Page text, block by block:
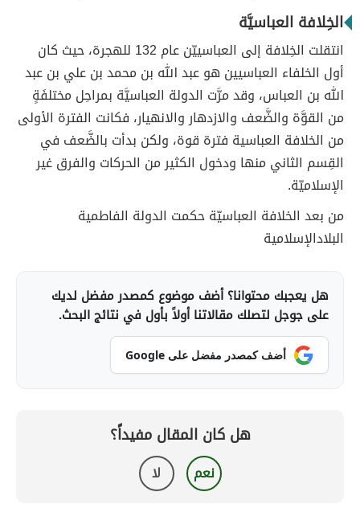
الخِلافة العباسيَّة
انتقلت الخِلافة إلى العباسييّن عام 132 للهجرة، حيث كان
أول الخلفاء العباسيين هو عبد الله بن محمد بن علي بن عبد
الله بن العباس، وقد مرَّت الدولة العباسيَّة بمراحِل مختلفَةٍ
من القوَّة والضَّعف والازدهار والانهيار، فكانت الفترة الأولى
من الخلافة العباسية فترة قوة، ولكن بدأت بالضَّعف في
القِسم الثاني منها ودخول الكثير من الحركات والفرق غير
الإسلاميّة.
من بعد الخلافة العباسيّة حكمت الدولة الفاطمية
البلادالإسلامية
هل يعجبك محتوانا؟ أضف موضوع كمصدر مفضل لديك
على جوجل لتصلك مقالاتنا أولاً بأول في نتائج البحث.
أضف كمصدر مفضل على Google
هل كان المقال مفيداً؟
نعم لا